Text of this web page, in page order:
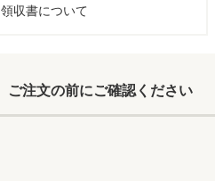
領収書について
ご注文の前にご確認ください